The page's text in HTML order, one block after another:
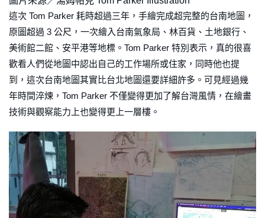
這次 Tom Parker 耗時超過三年，手繪完成超完整的台南地圖，
原圖超過 3 公尺，一次繪入台南氣象局、林百貨、土地銀行、
美術館二館、安平港等地標。Tom Parker 特別表示，真的很喜
歡看人們從地圖中認出自己的工作場所或住家，同時他也提
到，這次台南地圖其實比台北地圖還要詳細許多。可見經過幾
年時間淬煉，Tom Parker 不僅變得更加了解台灣風情，在繪畫
技術與觀察能力上也變得更上一層樓。